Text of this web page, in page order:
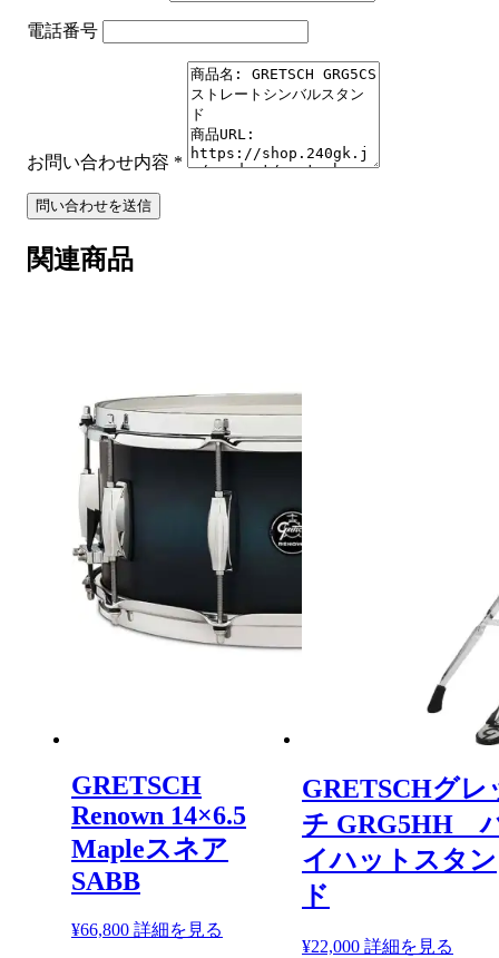
電話番号
お問い合わせ内容 *
問い合わせを送信
関連商品
GRETSCH
Renown 14×6.5
Mapleスネア
SABB
¥66,800 詳細を見る
GRETSCHグレ
チ GRG5HH
イハットスタン
ド
¥22,000 詳細を見る